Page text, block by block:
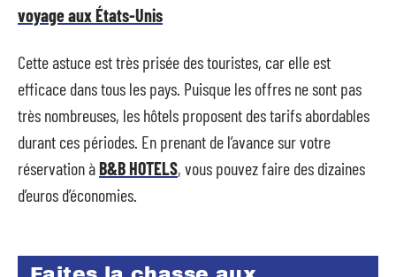
voyage aux États-Unis
Cette astuce est très prisée des touristes, car elle est
efficace dans tous les pays. Puisque les offres ne sont pas
très nombreuses, les hôtels proposent des tarifs abordables
durant ces périodes. En prenant de l’avance sur votre
réservation àB&B HOTELS, vous pouvez faire des dizaines
d’euros d’économies.